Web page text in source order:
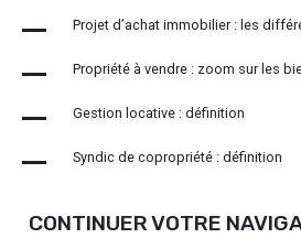
Projet d’achat immobilier : les
Propriété à vendre : zoom sur les
Gestion locative : définition
Syndic de copropriété : définition
CONTINUER VOTRE